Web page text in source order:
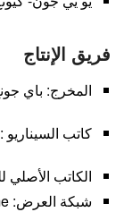
فريق الإنتاج
المخرج: باي
كاتب
الكاتب الأصلي
شبكة العرض: Amazon Prime